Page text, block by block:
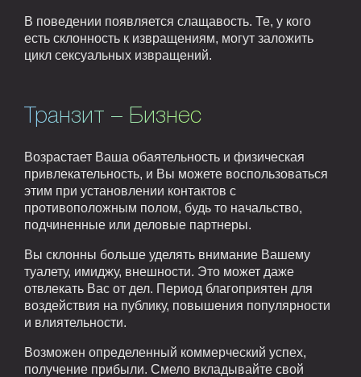
В поведении появляется слащавость. Те, у кого
есть склонность к извращениям, могут заложить
цикл сексуальных извращений.
Транзит – Бизнес
Возрастает Ваша обаятельность и физическая
привлекательность, и Вы можете воспользоваться
этим при установлении контактов с
противоположным полом, будь то начальство,
подчиненные или деловые партнеры.
Вы склонны больше уделять внимание Вашему
туалету, имиджу, внешности. Это может даже
отвлекать Вас от дел. Период благоприятен для
воздействия на публику, повышения популярности
и влиятельности.
Возможен определенный коммерческий успех,
получение прибыли. Смело вкладывайте свой